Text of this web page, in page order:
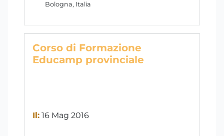
Bologna, Italia
Corso di Formazione
Educamp provinciale
Il: 16 Mag 2016